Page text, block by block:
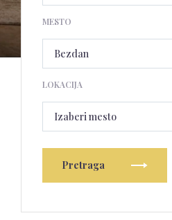
MESTO
LOKACIJA
Izaberi mesto
Pretraga